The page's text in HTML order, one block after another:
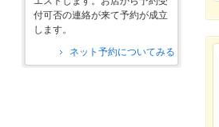
付可否の連絡が来て予約が成立
します。
ネット予約についてみる